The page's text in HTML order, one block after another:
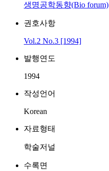
생명공학동향(Bio forum)
권호사항
Vol.2 No.3 [1994]
발행연도
1994
작성언어
Korean
자료형태
학술저널
수록면